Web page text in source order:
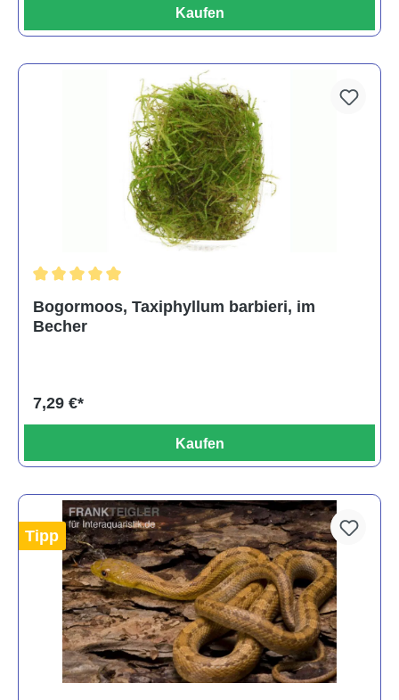
Kaufen
Bogormoos, Taxiphyllum barbieri, im
Becher
7,29 €*
Kaufen
Tipp